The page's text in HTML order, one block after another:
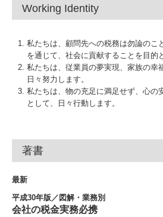
Working Identity
私たちは、顧問先への税務は勿論のこ
を通じて、社会に貢献することを目的
私たちは、従業員の夢実現、家族の幸
日々努力します。
私たちは、物の充足に満足せず、心の
として、日々行動します。
著書
最新
平成30年版／図解・業務別
会社の税金実務必携